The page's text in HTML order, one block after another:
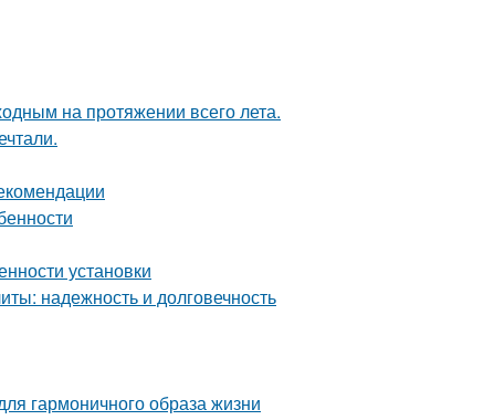
на протяжении всего лета.
установки
надежность и долговечность
гармоничного образа жизни